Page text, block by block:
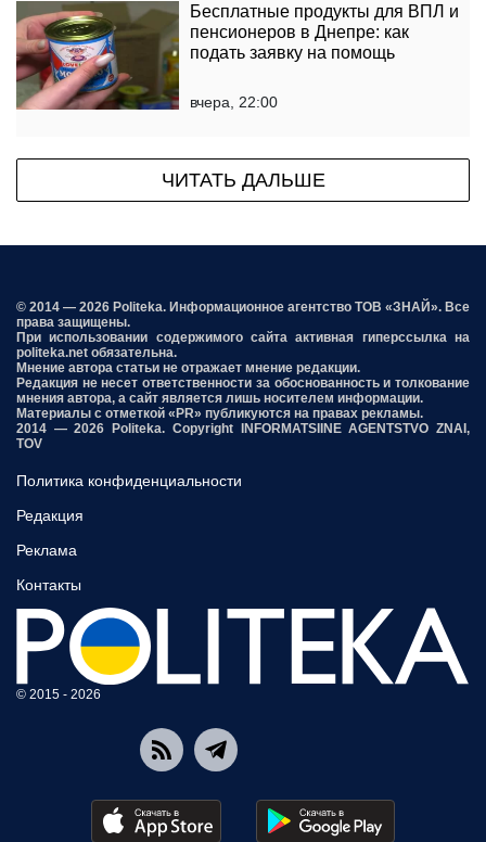
Бесплатные продукты для ВПЛ и
пенсионеров в Днепре: как
подать заявку на помощь
вчера, 22:00
ЧИТАТЬ ДАЛЬШЕ
© 2014 — 2026 Politeka. Информационное агентство ТОВ «ЗНАЙ». Все
права защищены.
При использовании содержимого сайта активная гиперссылка на
politeka.net обязательна.
Мнение автора статьи не отражает мнение редакции.
Редакция не несет ответственности за обоснованность и толкование
мнения автора, а сайт является лишь носителем информации.
Материалы с отметкой «PR» публикуются на правах рекламы.
2014 — 2026 Politeka. Copyright INFORMATSIINE AGENTSTVO ZNAI,
TOV
Политика конфиденциальности
Редакция
Реклама
Контакты
© 2015 - 2026